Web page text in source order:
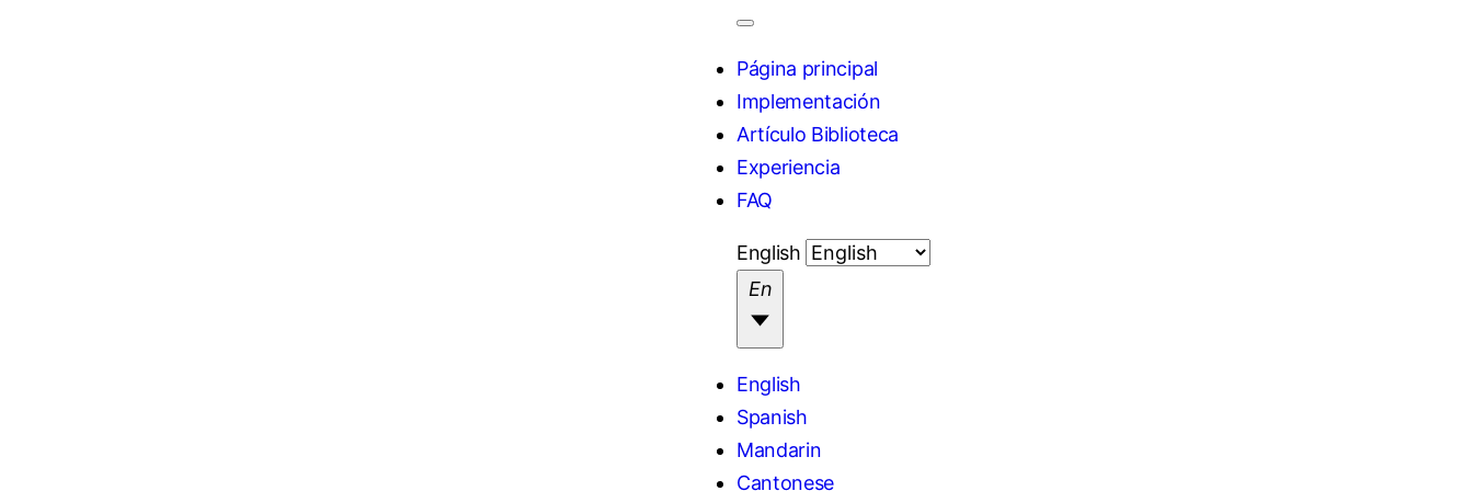
Página principal
Implementación
Artículo Biblioteca
Experiencia
FAQ
English
En
S
e
l
e
English
Spanish
Mandarin
Cantonese